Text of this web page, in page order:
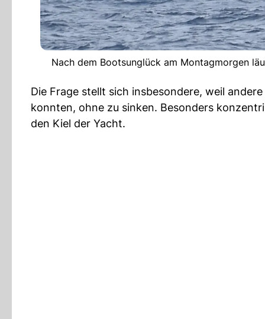
Nach dem Bootsunglück am Montagmorgen
Die Frage stellt sich insbesondere, weil andere
konnten, ohne zu sinken. Besonders
den Kiel der Yacht.